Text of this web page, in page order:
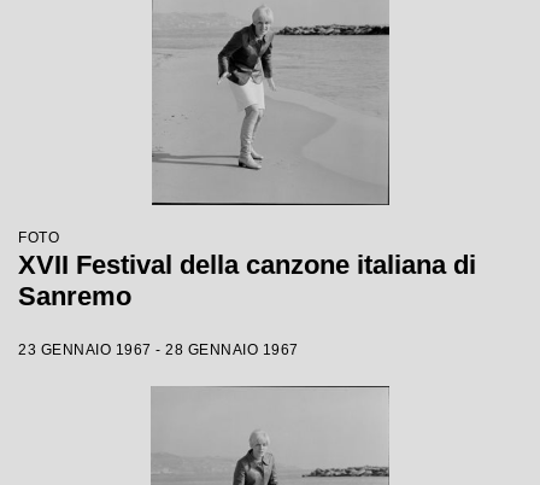
FOTO
XVII Festival della canzone italiana di
Sanremo
23 GENNAIO 1967 - 28 GENNAIO 1967